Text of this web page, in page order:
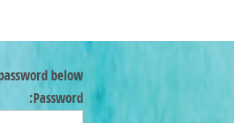
below:
Password: